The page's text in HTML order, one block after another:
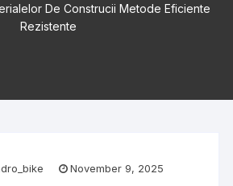
De Construcii Metode Eficiente
Rezistente
November 9, 2025